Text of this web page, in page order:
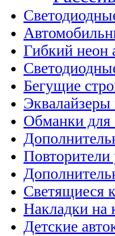
Гибкий неон
Бегущие
Эквалайзеры
Обманки для
Повторители
Светящиеся
Накладки на
Детские